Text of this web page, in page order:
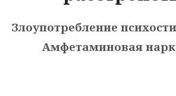
Злоупотребление
Амфетаминовая